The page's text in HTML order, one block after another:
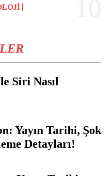
Siri Nasıl
Yayın Tarihi, Şok
Detayları!